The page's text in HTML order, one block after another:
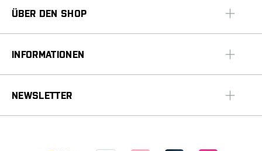
ÜBER DEN SHOP
INFORMATIONEN
NEWSLETTER